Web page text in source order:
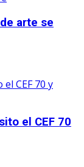
arte se
el CEF 70